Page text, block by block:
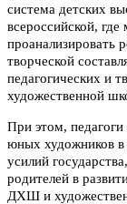
система детских
всероссийской,
проанализировать
творческой
педагогических и
художественной
При этом,
юных художников в
усилий
родителей в
ДХШ и